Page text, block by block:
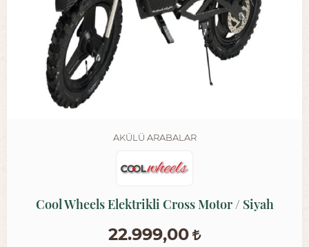
AKÜLÜ ARABALAR
Cool Wheels Elektrikli Cross Motor / Siyah
22.999,00